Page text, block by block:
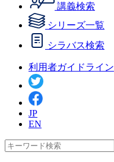
講義検索
シリーズ一覧
シラバス検索
利用者ガイドライン
JP
EN